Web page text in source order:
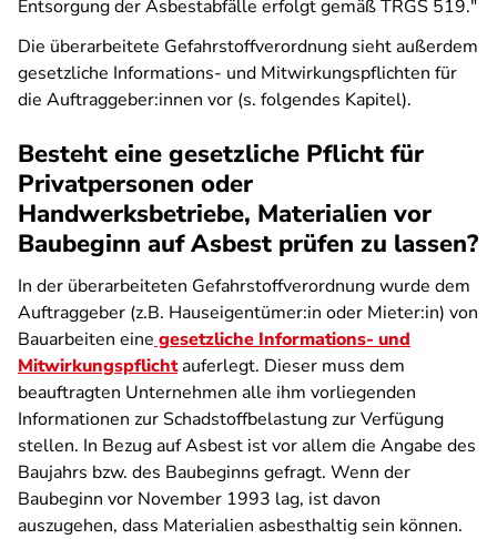
Entsorgung der Asbestabfälle erfolgt gemäß TRGS 519."
Die überarbeitete Gefahrstoffverordnung sieht außerdem
gesetzliche Informations- und Mitwirkungspflichten für
die Auftraggeber:innen vor (s. folgendes Kapitel).
Besteht eine gesetzliche Pflicht für
Privatpersonen oder
Handwerksbetriebe, Materialien vor
Baubeginn auf Asbest prüfen zu lassen?
In der überarbeiteten Gefahrstoffverordnung wurde dem
Auftraggeber (z.B. Hauseigentümer:in oder Mieter:in) von
Bauarbeiten eine gesetzliche Informations- und
Mitwirkungspflichtauferlegt. Dieser muss dem
beauftragten Unternehmen alle ihm vorliegenden
Informationen zur Schadstoffbelastung zur Verfügung
stellen. In Bezug auf Asbest ist vor allem die Angabe des
Baujahrs bzw. des Baubeginns gefragt. Wenn der
Baubeginn vor November 1993 lag, ist davon
auszugehen, dass Materialien asbesthaltig sein können.